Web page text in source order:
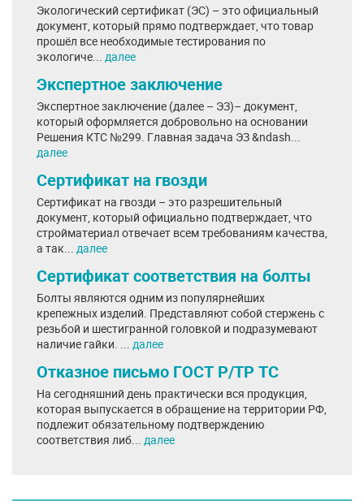
Экологический сертификат (ЭС) – это официальный
документ, который прямо подтверждает, что товар
прошёл все необходимые тестирования по
экологиче... далее
Экспертное заключение
Экспертное заключение (далее – ЭЗ)– документ,
который оформляется добровольно на основании
Решения КТС №299. Главная задача ЭЗ &ndash...
далее
Сертификат на гвозди
Сертификат на гвозди – это разрешительный
документ, который официально подтверждает, что
стройматериал отвечает всем требованиям качества,
а так... далее
Сертификат соответствия на болты
Болты являются одним из популярнейших
крепежных изделий. Представляют собой стержень с
резьбой и шестигранной головкой и подразумевают
наличие гайки. ... далее
Отказное письмо ГОСТ Р/ТР ТС
На сегодняшний день практически вся продукция,
которая выпускается в обращение на территории РФ,
подлежит обязательному подтверждению
соответствия либ... далее